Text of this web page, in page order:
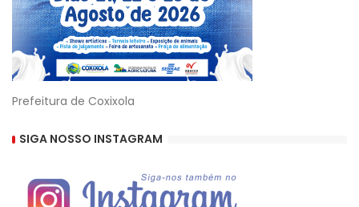
Prefeitura de Coxixola
SIGA NOSSO INSTAGRAM